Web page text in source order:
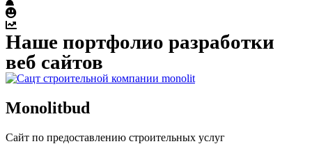
Наше портфолио разработки
веб сайтов
Monolitbud
Сайт по предоставлению строительных услуг